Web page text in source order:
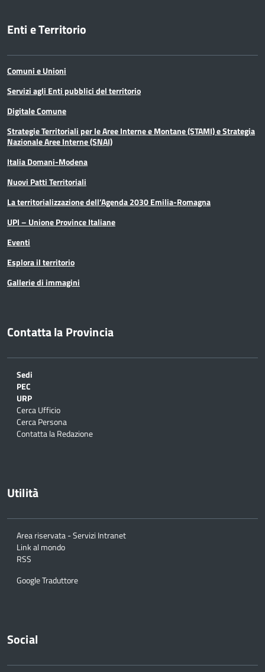
Enti e Territorio
Comuni e Unioni
Servizi agli Enti pubblici del territorio
Digitale Comune
Strategie Territoriali per le Aree Interne e Montane (STAMI) e Strategia
Nazionale Aree Interne (SNAI)
Italia Domani-Modena
Nuovi Patti Territoriali
La territorializzazione dell’Agenda 2030 Emilia-Romagna
UPI – Unione Province Italiane
Eventi
Esplora il territorio
Gallerie di immagini
Contatta la Provincia
Sedi
PEC
URP
Cerca Ufficio
Cerca Persona
Contatta la Redazione
Utilità
Area riservata - Servizi Intranet
Link al mondo
RSS
Google Traduttore
Social